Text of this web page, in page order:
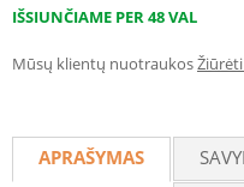
IŠSIUNČIAME PER 48 VAL
Mūsų klientų nuotraukos
APRAŠYMAS